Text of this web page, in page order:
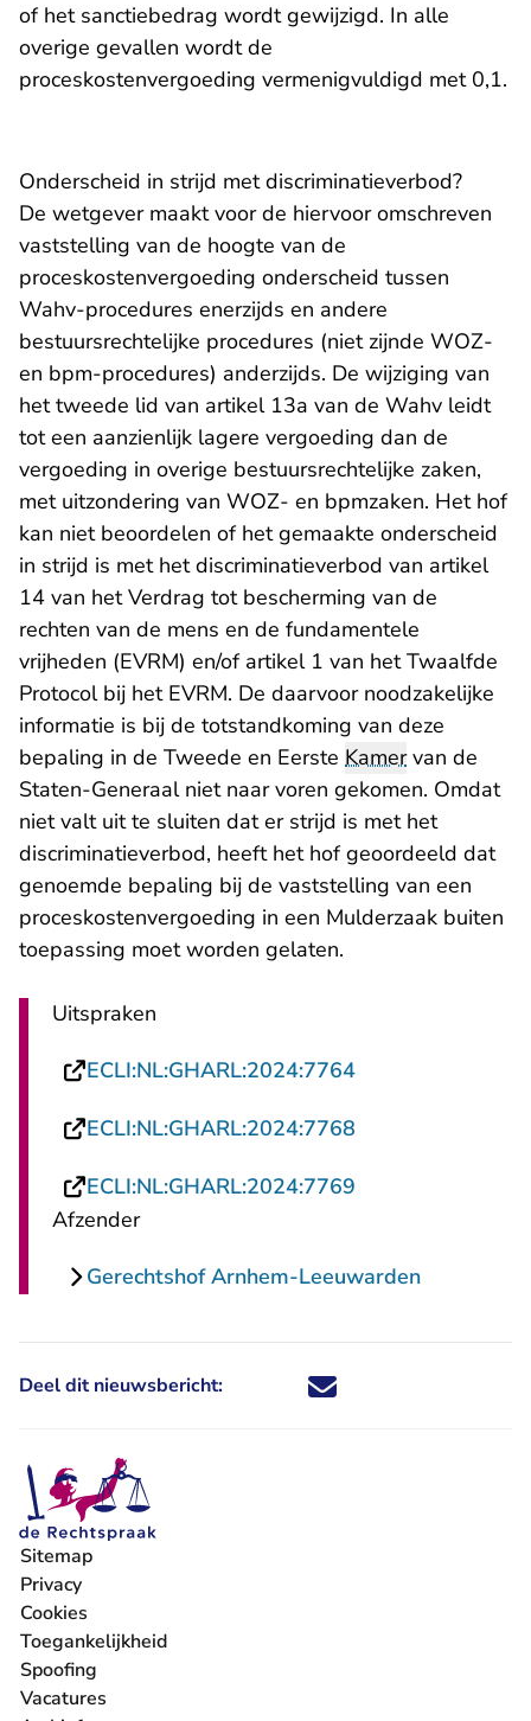
of het sanctiebedrag wordt gewijzigd. In alle
overige gevallen wordt de
proceskostenvergoeding vermenigvuldigd met 0,1.
Onderscheid in strijd met discriminatieverbod?
De wetgever maakt voor de hiervoor omschreven
vaststelling van de hoogte van de
proceskostenvergoeding onderscheid tussen
Wahv-procedures enerzijds en andere
bestuursrechtelijke procedures (niet zijnde WOZ-
en bpm-procedures) anderzijds. De wijziging van
het tweede lid van artikel 13a van de Wahv leidt
tot een aanzienlijk lagere vergoeding dan de
vergoeding in overige bestuursrechtelijke zaken,
met uitzondering van WOZ- en bpmzaken. Het hof
kan niet beoordelen of het gemaakte onderscheid
in strijd is met het discriminatieverbod van artikel
14 van het Verdrag tot bescherming van de
rechten van de mens en de fundamentele
vrijheden (EVRM) en/of artikel 1 van het Twaalfde
Protocol bij het EVRM. De daarvoor noodzakelijke
informatie is bij de totstandkoming van deze
bepaling in de Tweede en Eerste Kamervan de
Staten-Generaal niet naar voren gekomen. Omdat
niet valt uit te sluiten dat er strijd is met het
discriminatieverbod, heeft het hof geoordeeld dat
genoemde bepaling bij de vaststelling van een
proceskostenvergoeding in een Mulderzaak buiten
toepassing moet worden gelaten.
Uitspraken
ECLI:NL:GHARL:2024:7764- U verlaat
ECLI:NL:GHARL:2024:7768
ECLI:NL:GHARL:2024:7769
Afzender
Gerechtshof Arnhem-Leeuwarden
Deel dit nieuwsbericht: Deel dit nieuwsbericht via X -
Deel dit nieuwsbericht via
Deel dit nieuwsbericht
Deel dit
Sitemap
Privacy
Cookies
Toegankelijkheid
Spoofing
Vacatures
- U verlaat Rechtspraak.nl